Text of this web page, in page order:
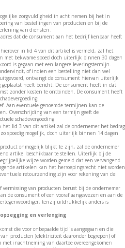
zorgvuldigheid in acht nemen bij het in
van bestellingen van producten en bij de
van diensten.
dat de consument aan het bedrijf kenbaar heeft
in lid 4 van dit artikel is vermeld, zal het
met bekwame spoed doch uiterlijk binnen 30 dagen
is gegaan met een langere leveringstermijn.
of indien een bestelling niet dan wel
ontvangt de consument hiervan uiterlijk
heeft bericht. De consument heeft in dat
zonder kosten te ontbinden. De consument heeft
Aan eventuele genoemde termijnen kan de
Overschrijding van een termijn geeft de
schadevergoeding.
het lid 3 van dit artikel zal de ondernemer het bedrag
spoedig mogelijk, doch uiterlijk binnen 14 dagen
onmogelijk blijkt te zijn, zal de ondernemer
artikel beschikbaar te stellen. Uiterlijk bij de
wijze worden gemeld dat een vervangend
artikelen kan het herroepingsrecht niet worden
retourzending zijn voor rekening van de
vermissing van producten berust bij de ondernemer
de consument of een vooraf aangewezen en aan de
tenzij uitdrukkelijk anders is
en verlenging
die voor onbepaalde tijd is aangegaan en die
producten (elektriciteit daaronder begrepen) of
inachtneming van daartoe overeengekomen